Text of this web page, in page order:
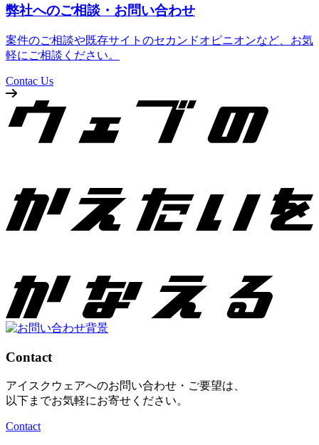
弊社へのご相談・お問い合わせ
案件のご相談や既存サイトのセカンドオピニオンなど、お気
軽にご相談ください。
Contac Us
Contact
アイスクウェアへのお問い合わせ・ご要望は、
以下までお気軽にお寄せください。
Contact